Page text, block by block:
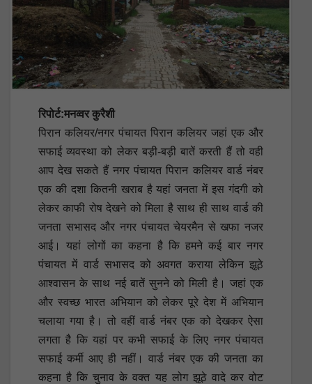
रिपोर्ट:मनव्वर कुरैशी
पिरान कलियर/नगर पंचायत पिरान कलियर जहां एक और
सफाई व्यवस्था को लेकर बड़ी-बड़ी बातें करती हैं तो वही
आप देख सकते हैं नगर पंचायत पिरान कलियर वार्ड नंबर
एक की दशा कितनी खराब है यहां जनता में इस गंदगी को
लेकर काफी रोष देखने को मिला है साथ ही साथ वार्ड की
जनता सभासद और नगर पंचायत चेयरमैन से खफा नजर
आई। यहां लोगों का कहना है कि हमने कई बार नगर
पंचायत में वार्ड सभासद को अवगत कराया लेकिन झूठे
आश्वासन के साथ नई बातें सुनने को मिली है। जहां एक
और स्वच्छ भारत अभियान को लेकर पूरे देश में अभियान
चलाया गया है। तो वहीं वार्ड नंबर एक को देखकर ऐसा
लगता है कि यहां पर कभी सफाई के लिए नगर पंचायत
सफाई कर्मी आए ही नहीं। वार्ड नंबर एक की जनता का
कहना है कि चुनाव के वक्त यह लोग झूठे वादे कर वोट